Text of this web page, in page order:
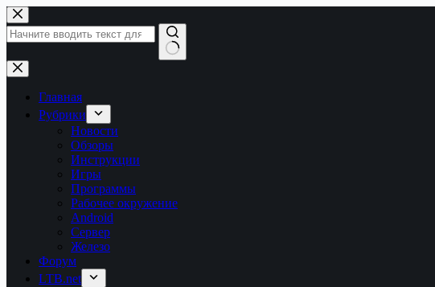
Перейти
к
сути
Ничего
не
найденоГлавная
Рубрики
Новости
Обзоры
Инструкции
Игры
Программы
Рабочее окружение
Android
Сервер
Железо
Форум
LTB.net